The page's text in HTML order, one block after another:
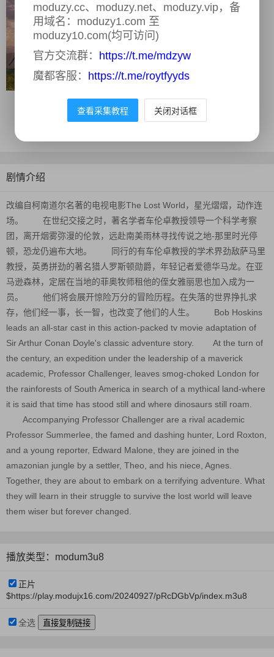
又名：mishishijie
导演：Stuart Orme
主演：
Bob Hoskins,James Fox,Tom
Ward,Matthew Rhys,Elaine Cassidy
类型：历史
地区：UK,USA
剧情介绍
改编自柯南道尔名著的电视电影The Lost World，星光熠熠，动作连
场。 在世纪交接之时，著名学者车伦卓教授领导一个科学考察
团，离开烟雾弥漫的伦敦，远赴南美雨林寻找传说之地-那里时光停
顿，恐龙仍遍布大地。 同行的有车伦卓教授的学术界劲敌萨马里
教授，英勇拼劲的著名猎人罗斯顿勋爵，年轻记者爱德华马龙。在亚
马逊森林，定居在当地的菲奥牧师租他的侄女雅丽思也加入成为一
员。 他们将会展开惊险万分的冒险历程。在失落的世界挣扎求
存，他们经一事，长一智，也改变了他们的人生。 Bob Hoskins
leads an all-star cast in this action-packed tv movie adaptation of
Sir Arthur Conan Doyle's classic adventure story. At the turn of
the century, an expedition under the leadership of a maverick
academic, Professor Challenger, leaves smog-choked London for
the rainforests of South America in search of a mythical land-where
it is said that time has stood still and where dinosaurs still roam.
Accompanying Professor Challenger are a rival academic
Professor Summerlee, the famed and dashing hunter, Lord Roxton,
and a young reporter, Edward Malone, they are joined in the
amazonian jungle by a settler, Theo, and his niece, Agnes.
Together, they are about to embark on a terrifying adventure. What
they will learn in their struggle to survive the lost world will leave
them wiser but forever changed.
播放类型：modum3u8
正片
$https://play.modujx16.com/20240927/pRcDGbVp/index.m3u8
全选
moduzy.cc、moduzy.net、moduzy.vip，备
用域名：moduzy1.com 至
moduzy10.com(均可访问)
官方交流群： https://t.me/mdzyw
魔都客服： https://t.me/roytfyyds
查看采集教程 关闭对话框